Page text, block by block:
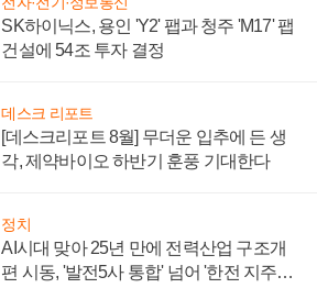
SK하이닉스, 용인 'Y2' 팹과 청주 'M17' 팹
건설에 54조 투자 결정
데스크 리포트
[데스크리포트 8월] 무더운 입추에 든 생
각, 제약바이오 하반기 훈풍 기대한다
정치
AI시대 맞아 25년 만에 전력산업 구조개
편 시동, '발전5사 통합' 넘어 '한전 지주사'